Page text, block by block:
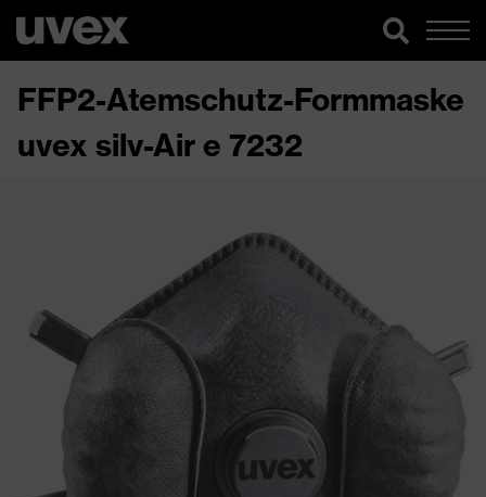
FFP2-Atemschutz-Formmaske
uvex silv-Air e 7232